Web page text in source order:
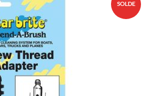
SOLDE